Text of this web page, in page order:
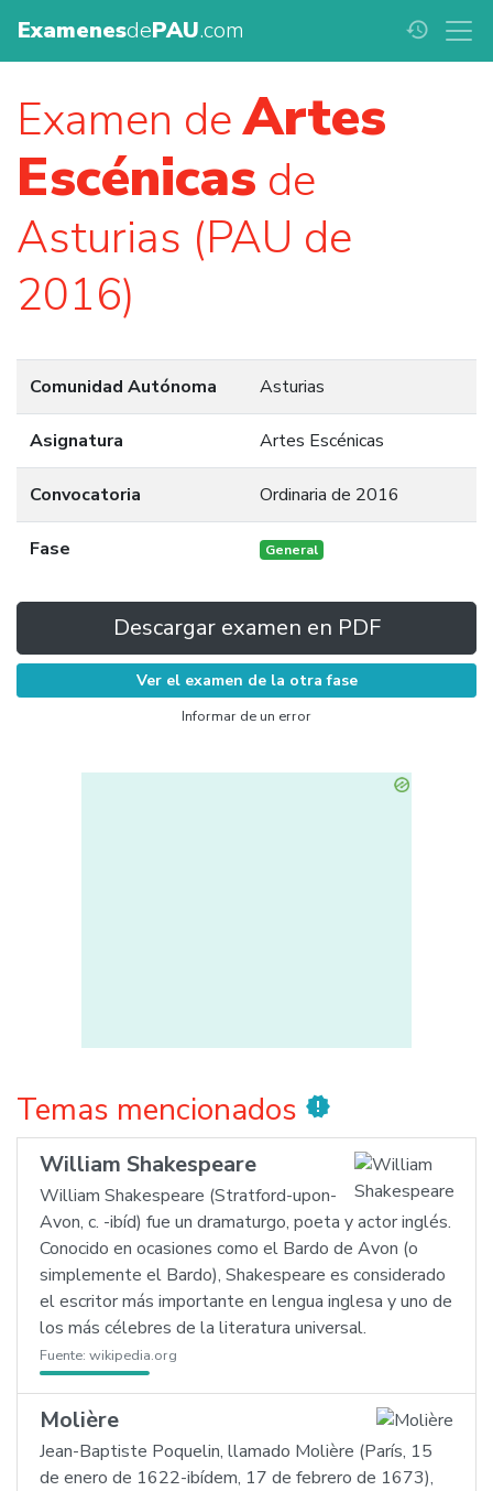
ExamenesdePAU.com history
Examen deArtes
Escénicas de
Asturias (PAU de
2016)
Comunidad Autónoma Asturias
Asignatura Artes Escénicas
Convocatoria Ordinaria de 2016
Fase General
Descargar examen en PDF
Ver el examen de la otra fase
Informar de un error
Temas mencionados new_releases
William Shakespeare
William Shakespeare (Stratford-upon-
Avon, c. -ibíd) fue un dramaturgo, poeta y actor inglés.
Conocido en ocasiones como el Bardo de Avon (o
simplemente el Bardo), Shakespeare es considerado
el escritor más importante en lengua inglesa y uno de
los más célebres de la literatura universal.
Fuente: wikipedia.org
Molière
Jean-Baptiste Poquelin, llamado Molière (París, 15
de enero de 1622-ibídem, 17 de febrero de 1673),